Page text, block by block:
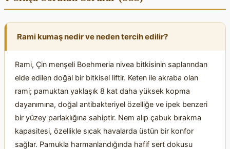
Rami kumaş nedir ve neden tercih edilir?
Rami, Çin menşeli Boehmeria nivea bitkisinin saplarından
elde edilen doğal bir bitkisel liftir. Keten ile akraba olan
rami; pamuktan yaklaşık 8 kat daha yüksek kopma
dayanımına, doğal antibakteriyel özelliğe ve ipek benzeri
bir yüzey parlaklığına sahiptir. Nem alıp çabuk bırakma
kapasitesi, özellikle sıcak havalarda üstün bir konfor
sağlar. Pamukla harmanlandığında hafif sert dokusu